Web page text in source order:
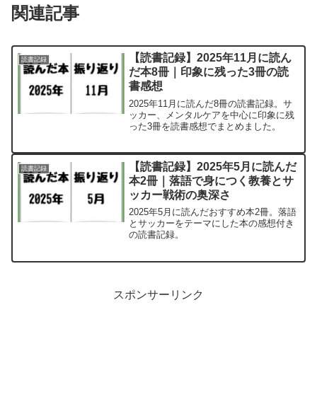
関連記事
読書記録
【読書記録】2025年11月に読ん
だ本8冊｜印象に残った3冊の読
書感想
2025年11月に読んだ8冊の読書記録。サ
ッカー、メンタルケアを中心に印象に残
った3冊を読書感想でまとめました。
読書記録
【読書記録】2025年5月に読んだ
本2冊｜落語で身につく教養とサ
ッカー戦術の奥深さ
2025年5月に読んだおすすめ本2冊。落語
とサッカーをテーマにした本の感想付き
の読書記録。
スポンサーリンク